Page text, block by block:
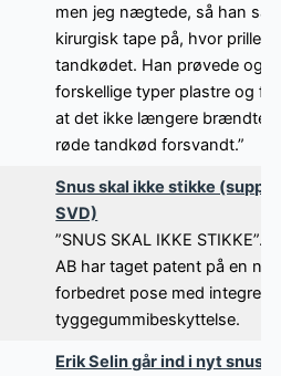
men jeg nægtede, så han
kirurgisk tape på, hvor prillen
tandkødet. Han prøvede også
forskellige typer plastre og
at det ikke længere brændte,
røde tandkød forsvandt.”
Snus skal ikke stikke
SVD)
”SNUS SKAL IKKE STIKKE”.
AB har taget patent på en ny
forbedret pose med integreret
tyggegummibeskyttelse.
Erik Selin går ind i nyt